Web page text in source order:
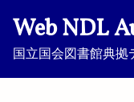
Web NDL
国立国会図書館典拠